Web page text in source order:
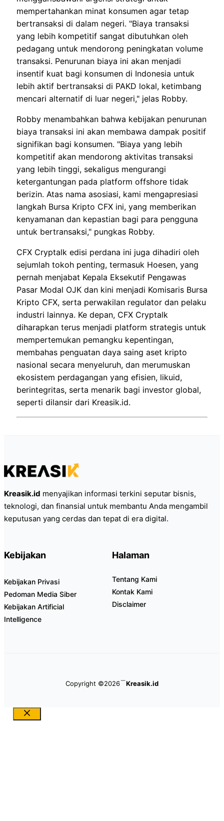
mempertahankan minat konsumen agar tetap
bertransaksi di dalam negeri. "Biaya transaksi
yang lebih kompetitif sangat dibutuhkan oleh
pedagang untuk mendorong peningkatan volume
transaksi. Penurunan biaya ini akan menjadi
insentif kuat bagi konsumen di Indonesia untuk
lebih aktif bertransaksi di PAKD lokal, ketimbang
mencari alternatif di luar negeri," jelas Robby.
Robby menambahkan bahwa kebijakan penurunan
biaya transaksi ini akan membawa dampak positif
signifikan bagi konsumen. "Biaya yang lebih
kompetitif akan mendorong aktivitas transaksi
yang lebih tinggi, sekaligus mengurangi
ketergantungan pada platform offshore tidak
berizin. Atas nama asosiasi, kami mengapresiasi
langkah Bursa Kripto CFX ini, yang memberikan
kenyamanan dan kepastian bagi para pengguna
untuk bertransaksi," pungkas Robby.
CFX Cryptalk edisi perdana ini juga dihadiri oleh
sejumlah tokoh penting, termasuk Hoesen, yang
pernah menjabat Kepala Eksekutif Pengawas
Pasar Modal OJK dan kini menjadi Komisaris Bursa
Kripto CFX, serta perwakilan regulator dan pelaku
industri lainnya. Ke depan, CFX Cryptalk
diharapkan terus menjadi platform strategis untuk
mempertemukan pemangku kepentingan,
membahas penguatan daya saing aset kripto
nasional secara menyeluruh, dan merumuskan
ekosistem perdagangan yang efisien, likuid,
berintegritas, serta menarik bagi investor global,
seperti dilansir dari Kreasik.id.
Kreasik.id menyajikan informasi terkini seputar bisnis,
teknologi, dan finansial untuk membantu Anda mengambil
keputusan yang cerdas dan tepat di era digital.
Kebijakan
Kebijakan Privasi
Pedoman Media Siber
Kebijakan Artificial
Intelligence
Halaman
Tentang Kami
Kontak Kami
Disclaimer
Copyright ©2026 Kreasik.id
Close